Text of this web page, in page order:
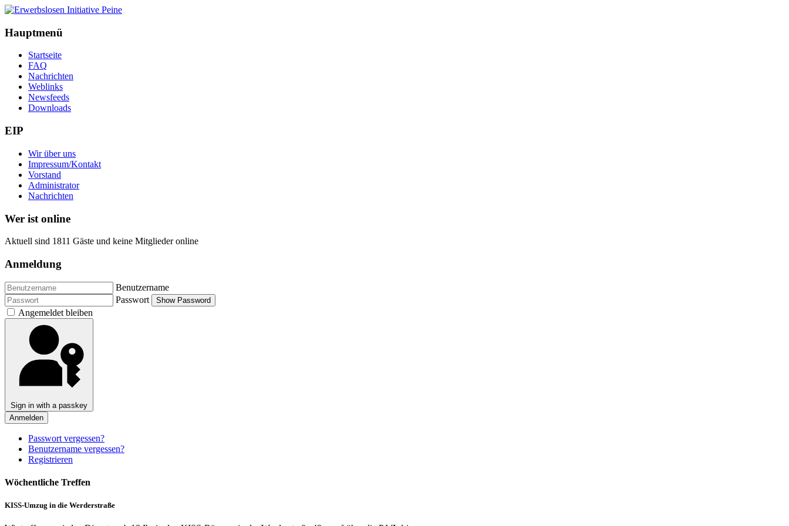
Hauptmenü
Startseite
FAQ
Nachrichten
Weblinks
Newsfeeds
Downloads
EIP
Wir über uns
Impressum/Kontakt
Vorstand
Administrator
Nachrichten
Wer ist online
Aktuell sind 1811 Gäste und keine Mitglieder online
Anmeldung
Benutzername
Passwort
Show Password
Angemeldet bleiben
Sign in with a passkey
Anmelden
Passwort vergessen?
Benutzername vergessen?
Registrieren
Wöchentliche Treffen
KISS-Umzug in die Werderstraße